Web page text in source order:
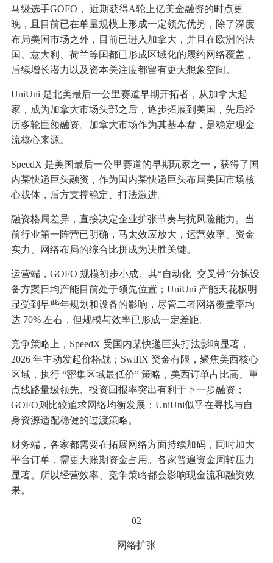
马级选手GOFO， 近期获得A轮上亿美金融资的时点更
晚，且目前已在单量规模上形成一定领先优势，除了深度
布局美国市场之外，目前已进入加拿大，并且在欧洲的法
国、意大利、荷兰等国都已形成区域化的履约网络覆盖，
后续增长潜力以及资本关注度都留有更大想象空间。
UniUni 是北美最后一公里赛道早期开拓者，从加拿大起
家，成为加拿大市场头部之后，逐步拓展到美国，先后经
历多轮巨额融资。加拿大市场作为其基本盘，是稳定现金
流核心来源。
SpeedX 是美国最后一公里赛道的早期玩家之一，获得了国
内某快递巨头融资，作为国内某快递巨头布局美国市场核
心载体，后方支撑稳定、打法激进。
融资格局差异，直接决定企业扩张节奏与抗风险能力。当
前行业第一阵营已明确，马太效应放大，运营效率、资金
实力、网络布局的综合比拼成为决胜关键。
运营端，GOFO 规模初步小成。其“自动化+交叉带”分拣设
备方案日均产能目前处于领先位置；UniUni 产能天花板明
显受到早些年规划和设备的影响，尽管二者网络覆盖率均
达 70% 左右，但规模与效率已形成一定差距。
竞争策略上，SpeedX 受国内某快递巨头打法影响显著，
2026 年主动发起价格战；SwiftX 资金有限，聚焦美西核心
区域，执行 “密集区域最低价” 策略，美西订单占比高、重
点线路量级领先、投资回报率突出有利于下一步融资；
GOFO则比较追求网络均衡发展；UniUni似乎在寻找与自
身资源适配稳健的过渡策略。
财务端，各家都需要在拓展网络方面持续加码，同时加大
平台订单，需更大账期资金占用。各家普遍资金周转压力
显著。所以经营效率、竞争策略都会影响现金流和融资效
果。
02
网络扩张